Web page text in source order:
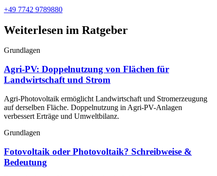
+49 7742 9789880
Weiterlesen im Ratgeber
Grundlagen
Agri-PV: Doppelnutzung von Flächen für
Landwirtschaft und Strom
Agri-Photovoltaik ermöglicht Landwirtschaft und Stromerzeugung
auf derselben Fläche. Doppelnutzung in Agri-PV-Anlagen
verbessert Erträge und Umweltbilanz.
Grundlagen
Fotovoltaik oder Photovoltaik? Schreibweise &
Bedeutung